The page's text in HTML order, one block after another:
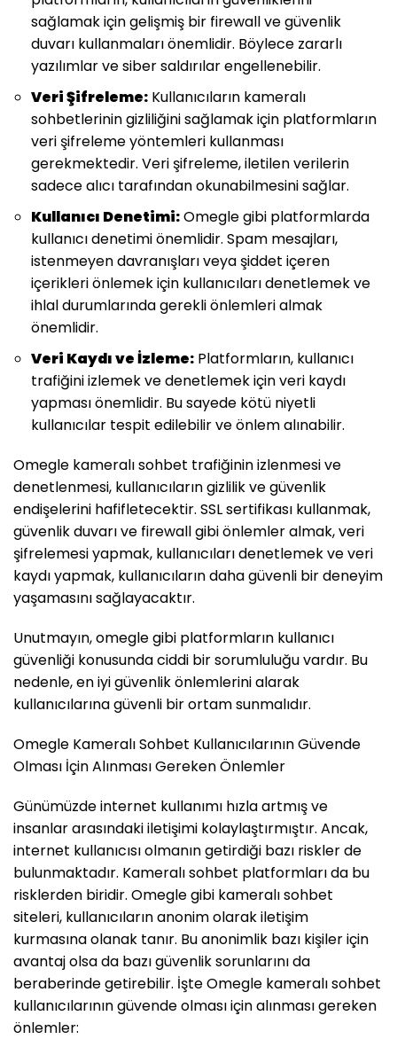
sağlamak için gelişmiş bir firewall ve güvenlik
duvarı kullanmaları önemlidir. Böylece zararlı
yazılımlar ve siber saldırılar engellenebilir.
Veri Şifreleme: Kullanıcıların kameralı
sohbetlerinin gizliliğini sağlamak için platformların
veri şifreleme yöntemleri kullanması
gerekmektedir. Veri şifreleme, iletilen verilerin
sadece alıcı tarafından okunabilmesini sağlar.
Kullanıcı Denetimi:Omegle gibi platformlarda
kullanıcı denetimi önemlidir. Spam mesajları,
istenmeyen davranışları veya şiddet içeren
içerikleri önlemek için kullanıcıları denetlemek ve
ihlal durumlarında gerekli önlemleri almak
önemlidir.
Veri Kaydı ve İzleme: Platformların, kullanıcı
trafiğini izlemek ve denetlemek için veri kaydı
yapması önemlidir. Bu sayede kötü niyetli
kullanıcılar tespit edilebilir ve önlem alınabilir.
Omegle kameralı sohbet trafiğinin izlenmesi ve
denetlenmesi, kullanıcıların gizlilik ve güvenlik
endişelerini hafifletecektir. SSL sertifikası kullanmak,
güvenlik duvarı ve firewall gibi önlemler almak, veri
şifrelemesi yapmak, kullanıcıları denetlemek ve veri
kaydı yapmak, kullanıcıların daha güvenli bir deneyim
yaşamasını sağlayacaktır.
Unutmayın, omegle gibi platformların kullanıcı
güvenliği konusunda ciddi bir sorumluluğu vardır. Bu
nedenle, en iyi güvenlik önlemlerini alarak
kullanıcılarına güvenli bir ortam sunmalıdır.
Omegle Kameralı Sohbet Kullanıcılarının Güvende
Olması İçin Alınması Gereken Önlemler
Günümüzde internet kullanımı hızla artmış ve
insanlar arasındaki iletişimi kolaylaştırmıştır. Ancak,
internet kullanıcısı olmanın getirdiği bazı riskler de
bulunmaktadır. Kameralı sohbet platformları da bu
risklerden biridir. Omegle gibi kameralı sohbet
siteleri, kullanıcıların anonim olarak iletişim
kurmasına olanak tanır. Bu anonimlik bazı kişiler için
avantaj olsa da bazı güvenlik sorunlarını da
beraberinde getirebilir. İşte Omegle kameralı sohbet
kullanıcılarının güvende olması için alınması gereken
önlemler: